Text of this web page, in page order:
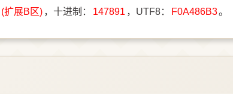
(扩展B区) ，十进制： 147891 ，UTF8： F0A486B3。